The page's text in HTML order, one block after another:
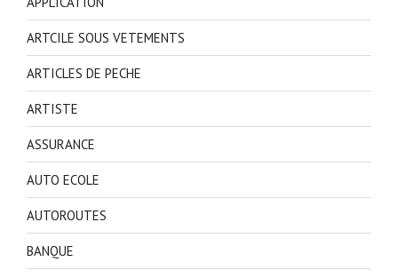
ARTCILE SOUS VETEMENTS
ARTICLES DE PECHE
ARTISTE
ASSURANCE
AUTO ECOLE
AUTOROUTES
BANQUE